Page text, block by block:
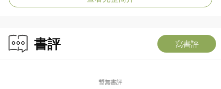
書評 寫書評
暫無書評